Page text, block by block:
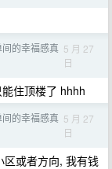
的幸福感真 5 月 27
日
住顶楼了 hhhh
的幸福感真 5 月 27
日
或者方向, 我有钱